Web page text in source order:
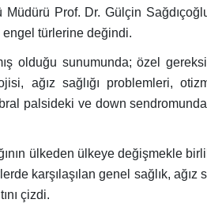
Müdürü Prof. Dr. Gülçin
türlerine değindi.
olduğu sunumunda; özel
ağız sağlığı problemleri,
palsideki ve down
ülkeden ülkeye değişmekle
karşılaşılan genel sağlık, ağız
çizdi.